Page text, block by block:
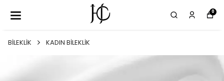
0
BİLEKLİK KADIN BİLEKLİK